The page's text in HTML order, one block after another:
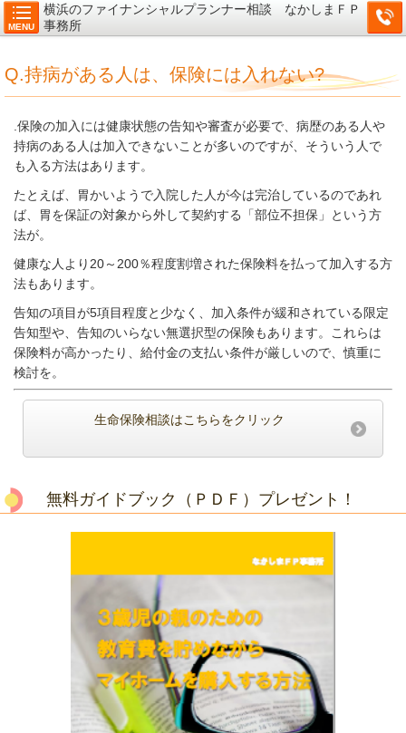
MENU
横浜のファイナンシャルプランナー相談 なかしまＦＰ
事務所
Q.持病がある人は、保険には入れない?
.保険の加入には健康状態の告知や審査が必要で、病歴のある人や
持病のある人は加入できないことが多いのですが、そういう人で
も入る方法はあります。
たとえば、胃かいようで入院した人が今は完治しているのであれ
ば、胃を保証の対象から外して契約する「部位不担保」という方
法が。
健康な人より20～200％程度割増された保険料を払って加入する方
法もあります。
告知の項目が5項目程度と少なく、加入条件が緩和されている限定
告知型や、告知のいらない無選択型の保険もあります。これらは
保険料が高かったり、給付金の支払い条件が厳しいので、慎重に
検討を。
生命保険相談はこちらをクリック
無料ガイドブック（ＰＤＦ）プレゼント！